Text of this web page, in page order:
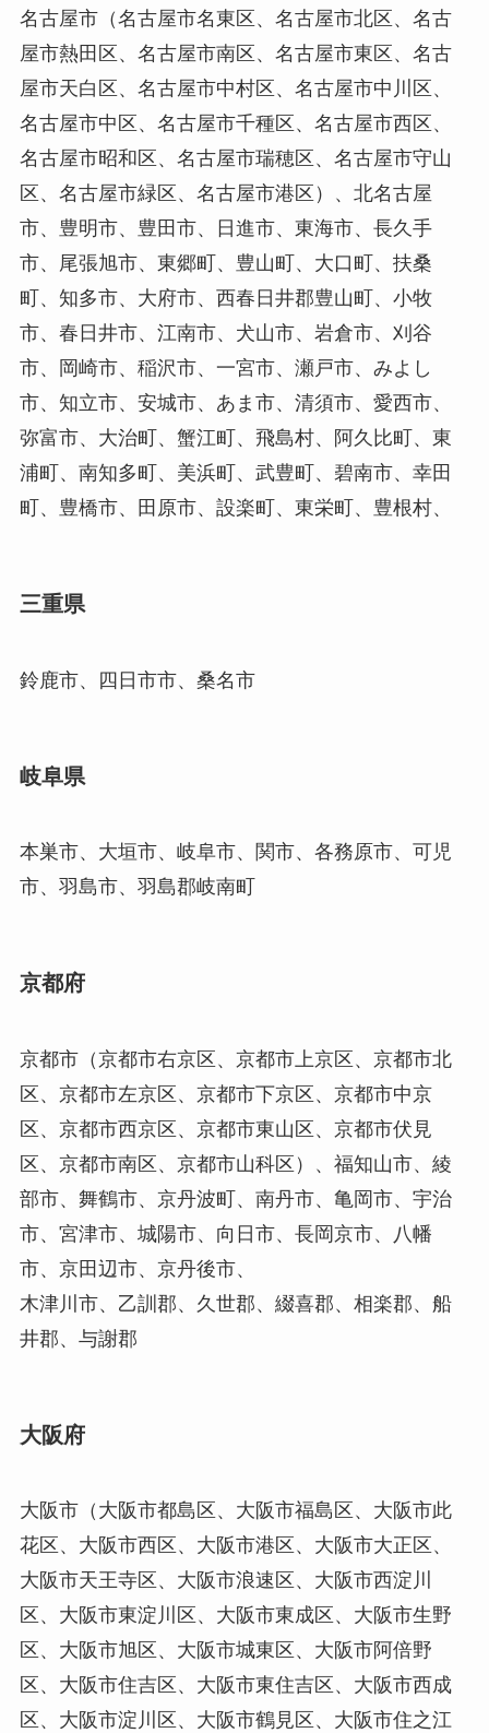
名古屋市（名古屋市名東区、名古屋市北区、名古
屋市熱田区、名古屋市南区、名古屋市東区、名古
屋市天白区、名古屋市中村区、名古屋市中川区、
名古屋市中区、名古屋市千種区、名古屋市西区、
名古屋市昭和区、名古屋市瑞穂区、名古屋市守山
区、名古屋市緑区、名古屋市港区）、北名古屋
市、豊明市、豊田市、日進市、東海市、長久手
市、尾張旭市、東郷町、豊山町、大口町、扶桑
町、知多市、大府市、西春日井郡豊山町、小牧
市、春日井市、江南市、犬山市、岩倉市、刈谷
市、岡崎市、稲沢市、一宮市、瀬戸市、みよし
市、知立市、安城市、あま市、清須市、愛西市、
弥富市、大治町、蟹江町、飛島村、阿久比町、東
浦町、南知多町、美浜町、武豊町、碧南市、幸田
町、豊橋市、田原市、設楽町、東栄町、豊根村、
三重県
鈴鹿市、四日市市、桑名市
岐阜県
本巣市、大垣市、岐阜市、関市、各務原市、可児
市、羽島市、羽島郡岐南町
京都府
京都市（京都市右京区、京都市上京区、京都市北
区、京都市左京区、京都市下京区、京都市中京
区、京都市西京区、京都市東山区、京都市伏見
区、京都市南区、京都市山科区）、福知山市、綾
部市、舞鶴市、京丹波町、南丹市、亀岡市、宇治
市、宮津市、城陽市、向日市、長岡京市、八幡
市、京田辺市、京丹後市、
木津川市、乙訓郡、久世郡、綴喜郡、相楽郡、船
井郡、与謝郡
大阪府
大阪市（大阪市都島区、大阪市福島区、大阪市此
花区、大阪市西区、大阪市港区、大阪市大正区、
大阪市天王寺区、大阪市浪速区、大阪市西淀川
区、大阪市東淀川区、大阪市東成区、大阪市生野
区、大阪市旭区、大阪市城東区、大阪市阿倍野
区、大阪市住吉区、大阪市東住吉区、大阪市西成
区、大阪市淀川区、大阪市鶴見区、大阪市住之江